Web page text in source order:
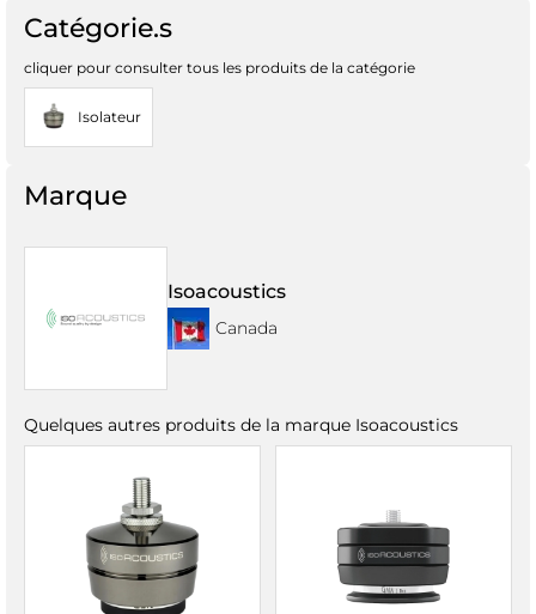
Catégorie.s
cliquer pour consulter tous les produits de la catégorie
Isolateur
Marque
Isoacoustics
Canada
Quelques autres produits de la marque Isoacoustics